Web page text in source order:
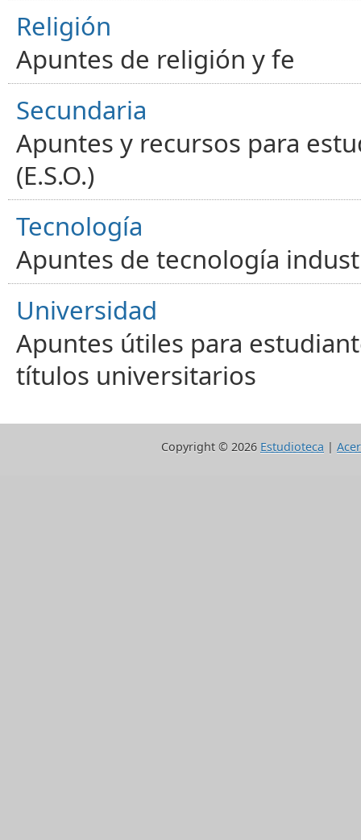
Religión
Apuntes de religión y fe
Secundaria
Apuntes y recursos para
(E.S.O.)
Tecnología
Apuntes de tecnología
Universidad
Apuntes útiles para
títulos universitarios
Copyright © 2026 Estudioteca |